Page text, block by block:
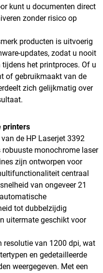
kunt u documenten direct
zonder risico op
producten is uitvoerig
updates, zodat u nooit
het printproces. Of u
of gebruikmaakt van de
zich gelijkmatig over
printers
de HP Laserjet 3392
monochrome laser
zijn ontworpen voor
centraal
van ongeveer 21
tot dubbelzijdig
uitermate geschikt voor
resolutie van 1200 dpi, wat
en gedetailleerde
weergegeven. Met een